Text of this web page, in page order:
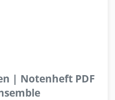
| Notenheft PDF